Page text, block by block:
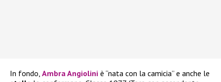
In fondo, Ambra Angiolini è “nata con la camicia” e anche le